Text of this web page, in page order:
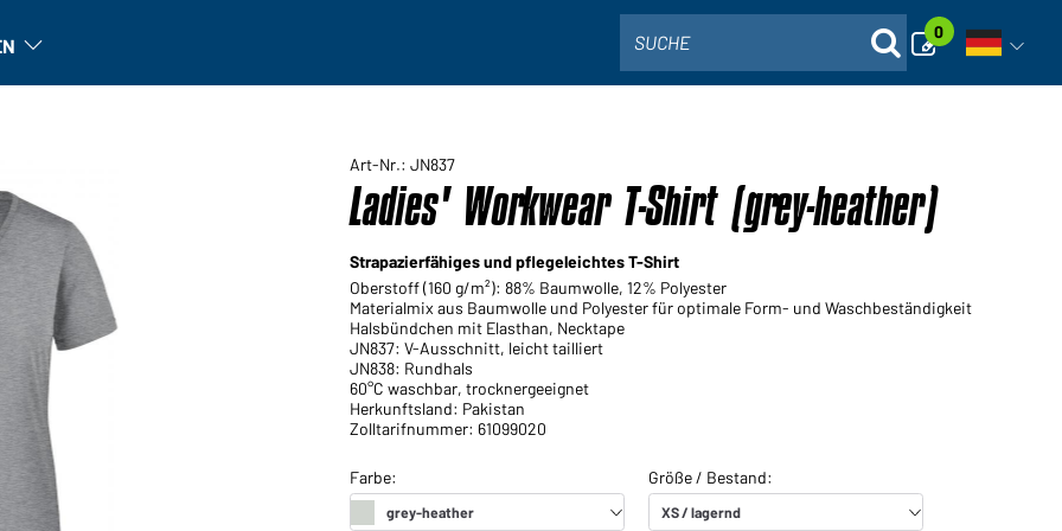
Unternehmen: Untermenü öffnen SUCHE
0
Art-Nr.: JN837
Ladies' Workwear T-Shirt (grey-heather)
Strapazierfähiges und pflegeleichtes T-Shirt
Oberstoff (160 g/m²): 88% Baumwolle, 12% Polyester
Materialmix aus Baumwolle und Polyester für optimale Form- und Waschbeständigkeit
Halsbündchen mit Elasthan, Necktape
JN837: V-Ausschnitt, leicht tailliert
JN838: Rundhals
60°C waschbar, trocknergeeignet
Herkunftsland: Pakistan
Zolltarifnummer: 61099020